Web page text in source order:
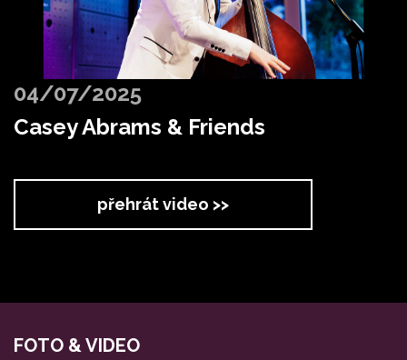
04/07/2025
Casey Abrams & Friends
přehrát video >>
FOTO & VIDEO